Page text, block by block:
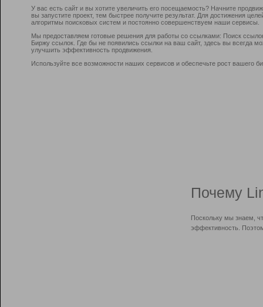
У вас есть сайт и вы хотите увеличить его посещаемость? Начните
вы запустите проект, тем быстрее получите результат. Для достижения
алгоритмы поисковых систем и постоянно совершенствуем наши сервисы.
Мы предоставляем готовые решения для работы со ссылками: Поиск
Биржу ссылок. Где бы не появились ссылки на ваш сайт, здесь вы всегда
улучшить эффективность продвижения.
Используйте все возможности наших сервисов и обеспечьте рост вашего
Почему
Поскольку мы знаем,
эффективность.